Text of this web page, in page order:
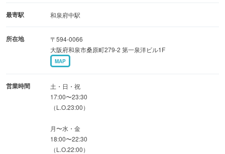
最寄駅 和泉府中駅
所在地
〒594-0066
大阪府和泉市桑原町279-2 第一泉洋ビル1F
MAP
営業時間
土・日・祝
17:00〜23:30
（L.O.23:00）
月〜水・金
18:00〜22:30
（L.O.22:00）